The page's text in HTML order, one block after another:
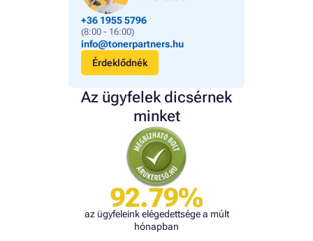
+36 1955 5796
(8:00 - 16:00)
info@tonerpartners.hu
Érdeklődnék
Az ügyfelek dicsérnek
minket
92.79%
az ügyfeleink elégedettsége a múlt
hónapban